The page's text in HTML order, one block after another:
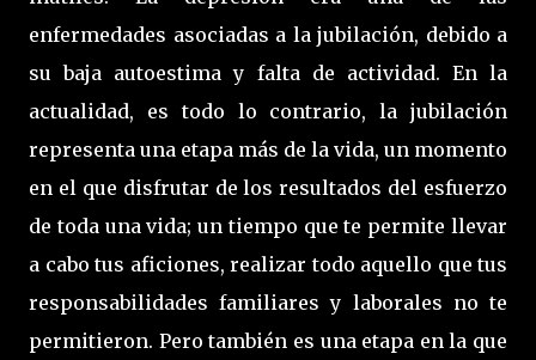
enfermedades asociadas a la jubilación, debido a
su baja autoestima y falta de actividad. En la
actualidad, es todo lo contrario, la jubilación
representa una etapa más de la vida, un momento
en el que disfrutar de los resultados del esfuerzo
de toda una vida; un tiempo que te permite llevar
a cabo tus aficiones, realizar todo aquello que tus
responsabilidades familiares y laborales no te
permitieron. Pero también es una etapa en la que